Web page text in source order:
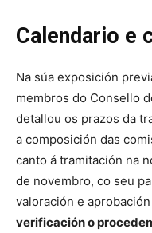
Calendario e
Na súa exposición
membros do Consello
detallou os prazos da
a composición das
canto á tramitación na
de novembro, co seu
valoración e
verificación o